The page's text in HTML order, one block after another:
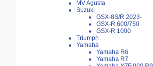
MV Agusta
Suzuki
GSX-8S/R 2023-
GSX-R 600/750
GSX-R 1000
Triumph
Yamaha
Yamaha R6
Yamaha R7